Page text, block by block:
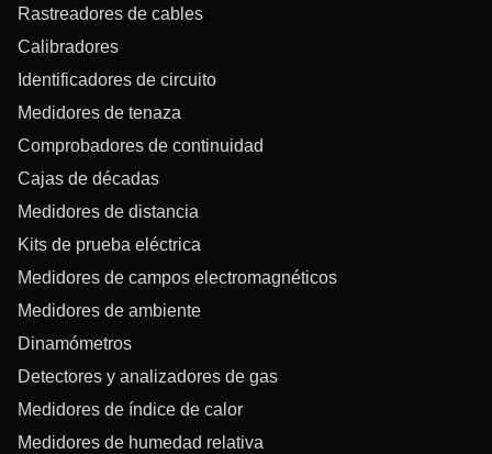
Rastreadores de cables
Calibradores
Identificadores de circuito
Medidores de tenaza
Comprobadores de continuidad
Cajas de décadas
Medidores de distancia
Kits de prueba eléctrica
Medidores de campos electromagnéticos
Medidores de ambiente
Dinamómetros
Detectores y analizadores de gas
Medidores de índice de calor
Medidores de humedad relativa